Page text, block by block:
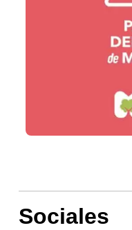
Sociales